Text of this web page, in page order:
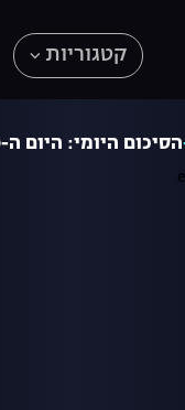
קטגוריות
הסיכום היומי: היום ה-30 בבית האח הגדול